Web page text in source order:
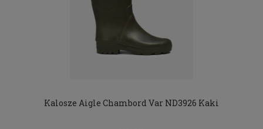
Kalosze Aigle Chambord Var ND3926 Kaki